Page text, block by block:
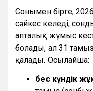
Сонымен бірге,
сәйкес келеді,
апталық жұмыс
болады, ал 31
қалады. Осылайша:
бес күндік